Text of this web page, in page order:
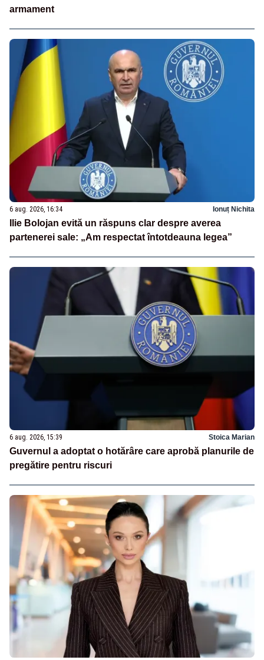
armament
6 aug. 2026, 16:34 Ionuț Nichita
Ilie Bolojan evită un răspuns clar despre averea
partenerei sale: „Am respectat întotdeauna legea”
6 aug. 2026, 15:39 Stoica Marian
Guvernul a adoptat o hotărâre care aprobă planurile de
pregătire pentru riscuri